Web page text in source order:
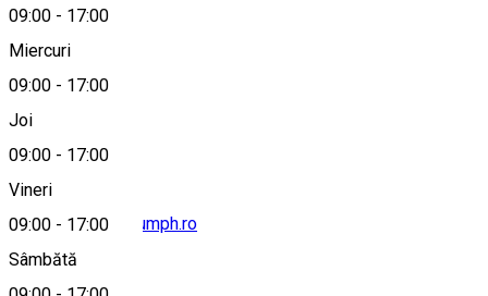
09:00 - 17:00
Miercuri
09:00 - 17:00
Joi
09:00 - 17:00
Vineri
09:00 - 17:00
Sâmbătă
office@histmuseumph.ro